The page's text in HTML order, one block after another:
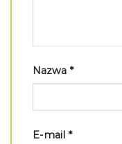
Nazwa *
E-mail *